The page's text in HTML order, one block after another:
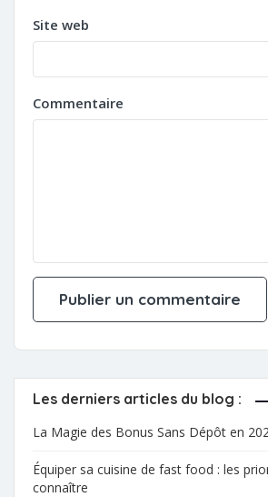
Site web
Commentaire
Les derniers articles du blog :
La Magie des Bonus Sans Dépôt en
Équiper sa cuisine de fast food : les
connaître